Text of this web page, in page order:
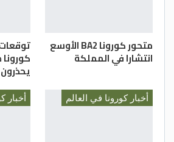
مختبراً مرجعياً لفحص المرضى
أعراض تخثر الدم بعد التطعيم،
بعضاً من أبحاث جرينشر وأكد
إليها
متحور كورونا BA2 الأوسع
انتشارا في المملكة
يحذرون
أخبار كورونا في العالم أخبار